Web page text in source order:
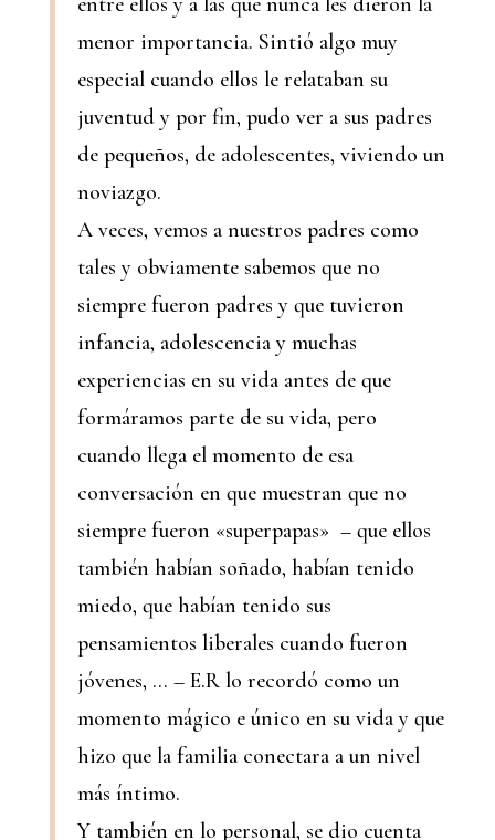
menor importancia. Sintió algo muy
especial cuando ellos le relataban su
juventud y por fin, pudo ver a sus padres
de pequeños, de adolescentes, viviendo un
noviazgo.
A veces, vemos a nuestros padres como
tales y obviamente sabemos que no
siempre fueron padres y que tuvieron
infancia, adolescencia y muchas
experiencias en su vida antes de que
formáramos parte de su vida, pero
cuando llega el momento de esa
conversación en que muestran que no
siempre fueron «superpapas» – que ellos
también habían soñado, habían tenido
miedo, que habían tenido sus
pensamientos liberales cuando fueron
jóvenes, … – E.R lo recordó como un
momento mágico e único en su vida y que
hizo que la familia conectara a un nivel
más íntimo.
Y también en lo personal, se dio cuenta